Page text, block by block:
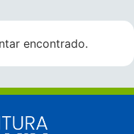
encontrado.